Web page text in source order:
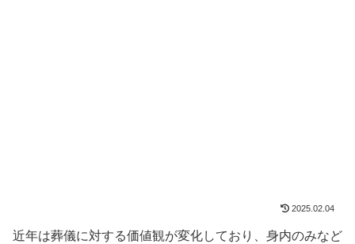
2025.02.04
近年は葬儀に対する価値観が変化しており、身内のみなど